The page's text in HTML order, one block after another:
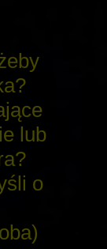
lub
o